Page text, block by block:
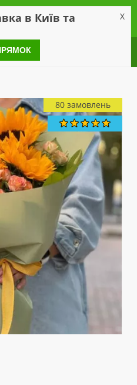
80 замовлень
в Київ та X